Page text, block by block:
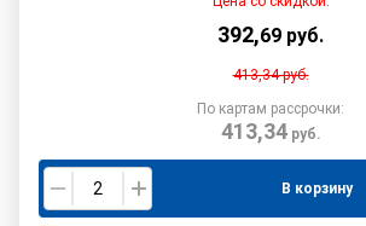
392,69 руб.
413,34руб.
По картам рассрочки:
413,34руб.
В корзину